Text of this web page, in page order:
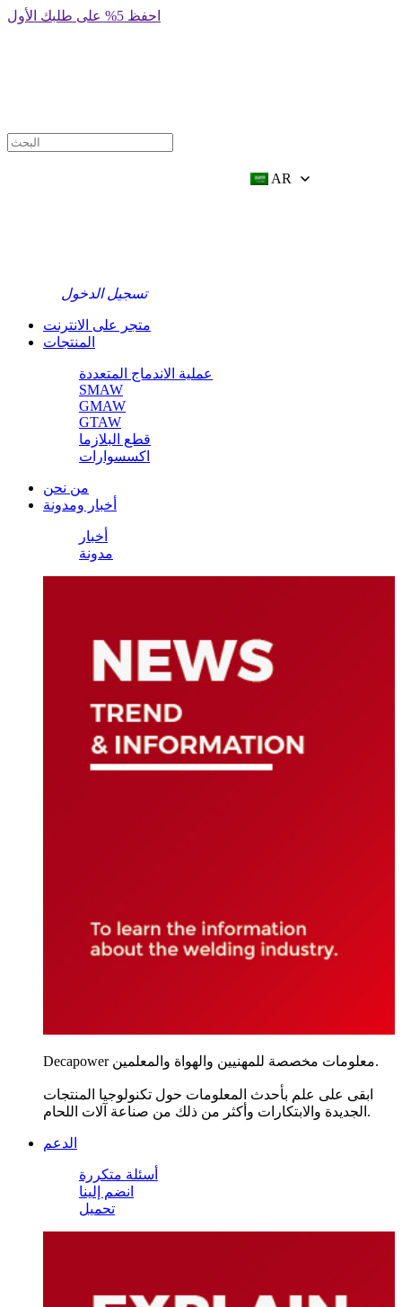
前
احفظ 5% على طلبك الأول
تسجيل الدخول
AR
متجر على الانترنت
المنتجات
عملية الاندماج المتعددة
SMAW
GMAW
GTAW
قطع البلازما
اكسسوارات
من نحن
أخبار ومدونة
أخبار
مدونة
Decapower معلومات مخصصة للمهنيين والهواة والمعلمين.
ابقى على علم بأحدث المعلومات حول تكنولوجيا المنتجات
الجديدة والابتكارات وأكثر من ذلك من صناعة آلات اللحام.
الدعم
أسئلة متكررة
انضم إلينا
تحميل